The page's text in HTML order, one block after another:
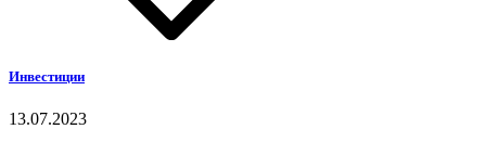
Инвестиции
13.07.2023